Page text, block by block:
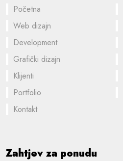
Početna
Web dizajn
Development
Grafički dizajn
Klijenti
Portfolio
Kontakt
Zahtjev za ponudu